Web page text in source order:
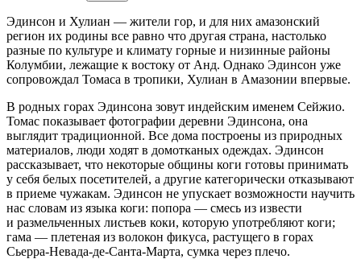
Эдинсон и Хулиан — жители гор, и для них амазонский
регион их родины все равно что другая страна, настолько
разные по культуре и климату горные и низинные районы
Колумбии, лежащие к востоку от Анд. Однако Эдинсон уже
сопровождал Томаса в тропики, Хулиан в Амазонии впервые.
В родных горах Эдинсона зовут индейским именем Сейжио.
Томас показывает фотографии деревни Эдинсона, она
выглядит традиционной. Все дома построены из природных
материалов, люди ходят в домотканых одеждах. Эдинсон
рассказывает, что некоторые общины коги готовы принимать
у себя белых посетителей, а другие категорически отказывают
в приеме чужакам. Эдинсон не упускает возможности научить
нас словам из языка коги: попора — смесь из извести
и размельченных листьев коки, которую употребляют коги;
гама — плетеная из волокон фикуса, растущего в горах
Сьерра-Невада-де-Санта-Марта, сумка через плечо.